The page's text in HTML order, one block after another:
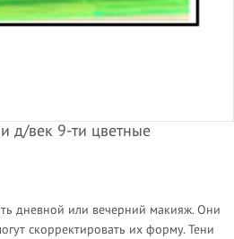
д/век 9-ти цветные
дневной или вечерний макияж. Они
скорректировать их форму. Тени